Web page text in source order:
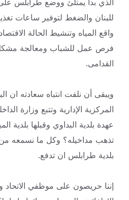
الذي بدأ يمتلئ ووضع طرابلس
للبنان والضغط لتوفير ساعات
واقع المياه وتنشيط الحالة
فرص عمل للشباب ومعالجة
القدامى.
ويبقى أن نلفت انتباه سعادته ان
المركزية الإدارية وتتبع وزارة
عهدة بلدية البداوي وقبلها بلدية
تذهب مداخيله؟ وكل ما نسمعه من
بلدية طرابلس ان تدفع.
إننا حريصون على موظفي